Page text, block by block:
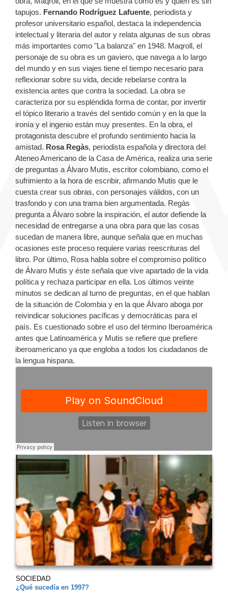
tapujos. Fernando Rodríguez Lafuente, periodista y
profesor universitario español, destaca la independencia
intelectual y literaria del autor y relata algunas de sus obras
más importantes como "La balanza" en 1948. Maqroll, el
personaje de su obra es un gaviero, que navega a lo largo
del mundo y en sus viajes tiene el tiempo necesario para
reflexionar sobre su vida, decide rebelarse contra la
existencia antes que contra la sociedad. La obra se
caracteriza por su espléndida forma de contar, por invertir
el tópico literario a través del sentido común y en la que la
ironía y el ingenio están muy presentes. En la obra, el
protagonista descubre el profundo sentimiento hacia la
amistad. Rosa Regàs, periodista española y directora del
Ateneo Americano de la Casa de América, realiza una serie
de preguntas a Álvaro Mutis, escritor colombiano, como el
sufrimiento a la hora de escribir, afirmando Mutis que le
cuesta crear sus obras, con personajes válidos, con un
trasfondo y con una trama bien argumentada. Regàs
pregunta a Álvaro sobre la inspiración, el autor defiende la
necesidad de entregarse a una obra para que las cosas
sucedan de manera libre, aunque señala que en muchas
ocasiones este proceso requiere varias reescrituras del
libro. Por último, Rosa habla sobre el compromiso político
de Álvaro Mutis y éste señala que vive apartado de la vida
política y rechaza participar en ella. Los últimos veinte
minutos se dedican al turno de preguntas, en el que hablan
de la situación de Colombia y en la que Álvaro aboga por
reivindicar soluciones pacíficas y democráticas para el
país. Es cuestionado sobre el uso del término Iberoamérica
antes que Latinoamérica y Mutis se refiere que prefiere
iberoamericano ya que engloba a todos los ciudadanos de
la lengua hispana.
SOCIEDAD
¿Qué sucedía en 1997?